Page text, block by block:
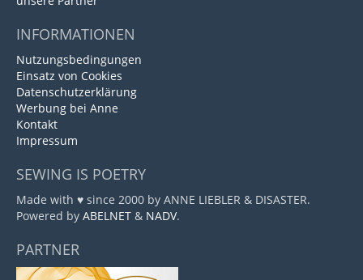
INFORMATIONEN
Nutzungsbedingungen
Einsatz von Cookies
Datenschutzerklärung
Werbung bei Anne
Kontakt
Impressum
SEWING IS POETRY
Made with ♥ since 2000 by ANNE LIEBLER & DISASTER.
Powered by ABELNET & NADV.
PARTNER